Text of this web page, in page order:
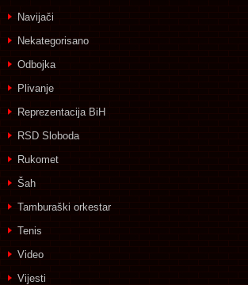
Navijači
Nekategorisano
Odbojka
Plivanje
Reprezentacija BiH
RSD Sloboda
Rukomet
Šah
Tamburaški orkestar
Tenis
Video
Vijesti